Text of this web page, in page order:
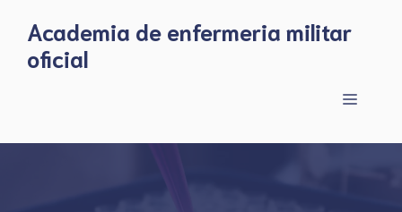
content
Academia de enfermeria militar
oficial
Menu